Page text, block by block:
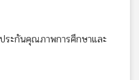
ระกันคุณภาพการศึกษาและ